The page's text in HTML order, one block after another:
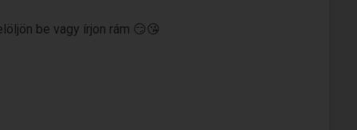
be vagy írjon rám 😏😘